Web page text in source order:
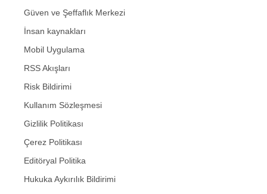
Güven ve Şeffaflık Merkezi
İnsan kaynakları
Mobil Uygulama
RSS Akışları
Risk Bildirimi
Kullanım Sözleşmesi
Gizlilik Politikası
Çerez Politikası
Editöryal Politika
Hukuka Aykırılık Bildirimi